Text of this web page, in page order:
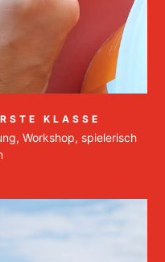
KLASSE
Workshop, spielerisch